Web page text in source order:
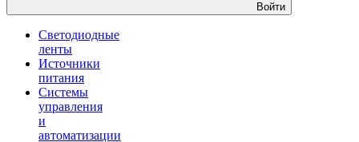
Войти
Светодиодные
ленты
Источники
питания
Системы
управления
и
автоматизации